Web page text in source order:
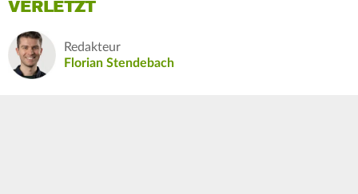
VERLETZT
Redakteur
Florian Stendebach